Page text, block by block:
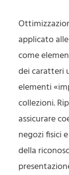
applicato
come
dei caratteri
elementi
collezioni.
assicurare
negozi fisici
della